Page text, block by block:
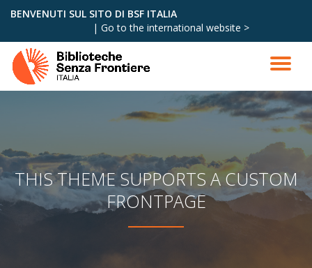
content
BENVENUTI SUL SITO DI BSF ITALIA
| Go to the international website >
THIS THEME SUPPORTS A CUSTOM
FRONTPAGE